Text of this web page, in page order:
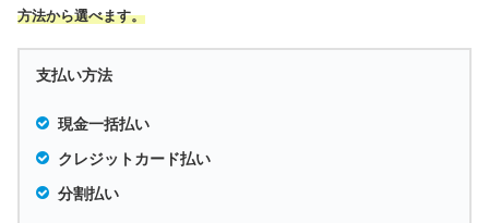
方法から選べます。
支払い方法
現金一括払い
クレジットカード払い
分割払い